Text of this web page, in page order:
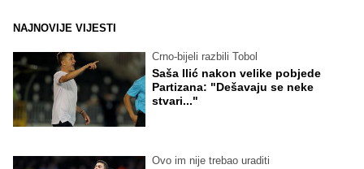
NAJNOVIJE VIJESTI
Crno-bijeli razbili Tobol
Saša Ilić nakon velike pobjede
Partizana: "Dešavaju se neke
stvari..."
Ovo im nije trebao uraditi